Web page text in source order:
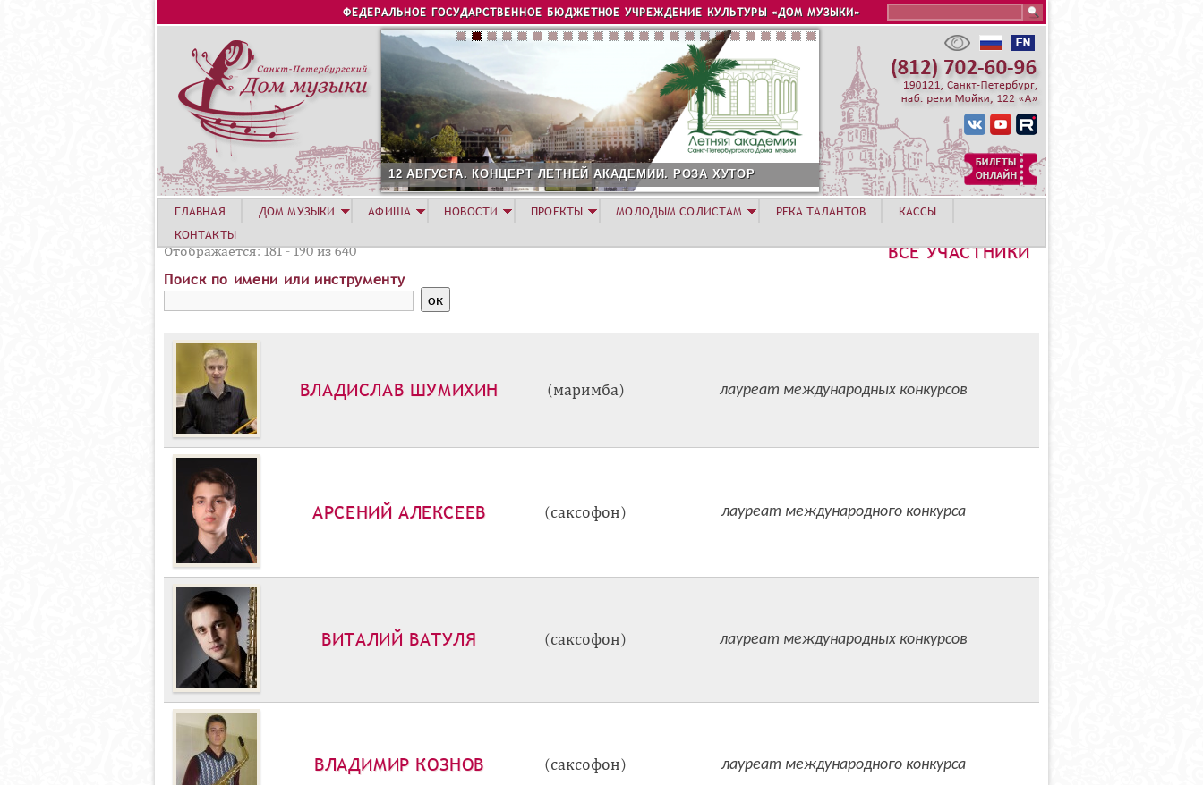
Jump to navigation
ФЕДЕРАЛЬНОЕ ГОСУДАРСТВЕННОЕ БЮДЖЕТНОЕ УЧРЕЖДЕНИЕ КУЛЬТУРЫ «ДОМ МУЗЫКИ»
12 АВГУСТА. КОНЦЕРТ ЛЕТНЕЙ АКАДЕМИИ. РОЗА ХУТОР
ВСЕ УЧАСТНИКИ
Отображается: 181 - 190 из 640
Поиск по имени или инструменту
ВЛАДИСЛАВ ШУМИХИН (маримба) лауреат международных конкурсов
АРСЕНИЙ АЛЕКСЕЕВ (саксофон) лауреат международного конкурса
ВИТАЛИЙ ВАТУЛЯ (саксофон) лауреат международных конкурсов
ВЛАДИМИР КОЗНОВ (саксофон) лауреат международного конкурса
ГЛАВНАЯ ДОМ МУЗЫКИ АФИША НОВОСТИ ПРОЕКТЫ МОЛОДЫМ СОЛИСТАМ РЕКА ТАЛАНТОВ
КАССЫ
КОНТАКТЫ